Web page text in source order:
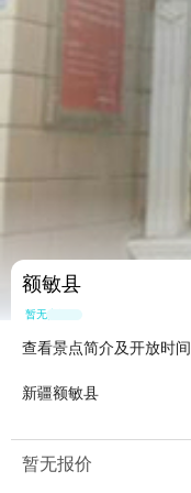
额敏县
暂无点评
查看景点简介及开放时间
新疆额敏县
暂无报价